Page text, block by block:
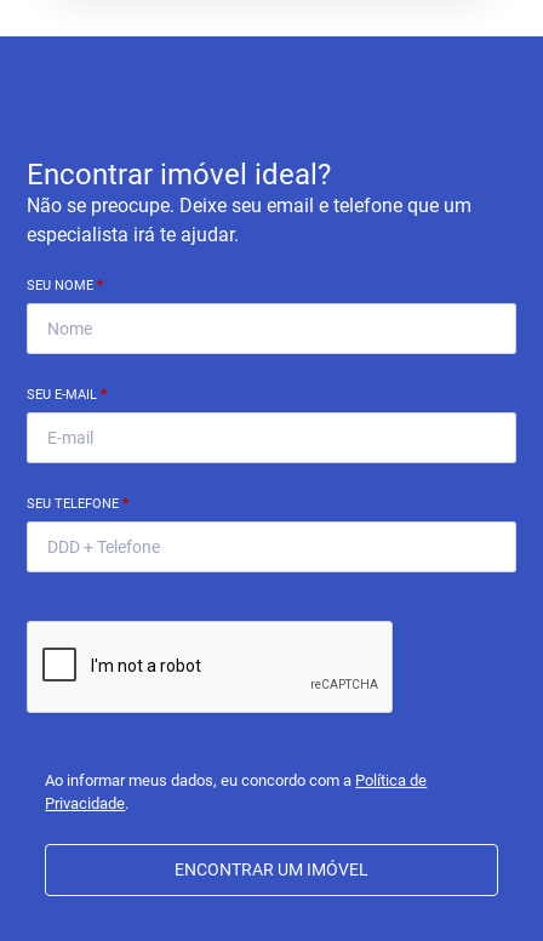
Encontrar imóvel ideal?
Não se preocupe. Deixe seu email e telefone que um
especialista irá te ajudar.
SEU NOME*
SEU E-MAIL*
SEU TELEFONE*
Ao informar meus dados, eu concordo com a Política de
Privacidade.
ENCONTRAR UM IMÓVEL